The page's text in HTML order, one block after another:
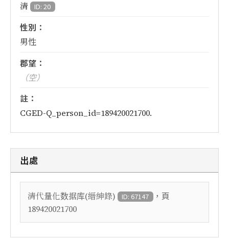
清 ID: 20
性別：
男性
郡望：
（空）
註：
CGED-Q_person_id=189420021700.
出處
清代量化数据库(縉紳錄) ID: 67147 ，頁
189420021700